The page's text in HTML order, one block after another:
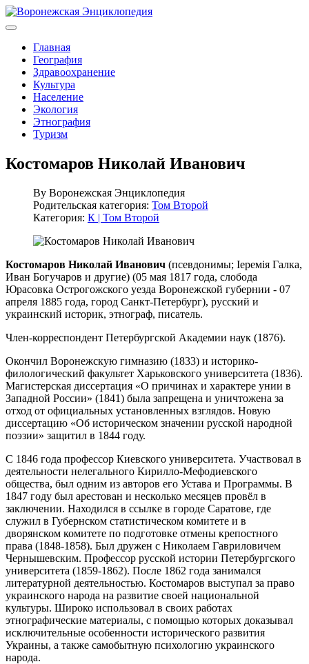
Главная
География
Здравоохранение
Культура
Население
Экология
Этнография
Туризм
Костомаров Николай Иванович
By Воронежская Энциклопедия
Родительская категория: Том Второй
Категория: К | Том Второй
Костомаров Николай Иванович (псевдонимы; Iеремiя Галка,
Иван Богучаров и другие) (05 мая 1817 года, слобода
Юрасовка Острогожского уезда Воронежской губернии - 07
апреля 1885 года, город Санкт-Петербург), русский и
украинский историк, этнограф, писатель.
Член-корреспондент Петербургской Академии наук (1876).
Окончил Воронежскую гимназию (1833) и историко-
филологический факультет Харьковского университета (1836).
Магистерская диссертация «О причинах и характере унии в
Западной России» (1841) была запрещена и уничтожена за
отход от официальных установленных взглядов. Новую
диссертацию «Об историческом значении русской народной
поэзии» защитил в 1844 году.
С 1846 года профессор Киевского университета. Участвовал в
деятельности нелегального Кирилло-Мефодиевского
общества, был одним из авторов его Устава и Программы. В
1847 году был арестован и несколько месяцев провёл в
заключении. Находился в ссылке в городе Саратове, где
служил в Губернском статистическом комитете и в
дворянском комитете по подготовке отмены крепостного
права (1848-1858). Был дружен с Николаем Гавриловичем
Чернышевским. Профессор русской истории Петербургского
университета (1859-1862). После 1862 года занимался
литературной деятельностью. Костомаров выступал за право
украинского народа на развитие своей национальной
культуры. Широко использовал в своих работах
этнографические материалы, с помощью которых доказывал
исключительные особенности исторического развития
Украины, а также самобытную психологию украинского
народа.